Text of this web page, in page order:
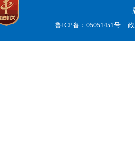
鲁ICP备：05051451号